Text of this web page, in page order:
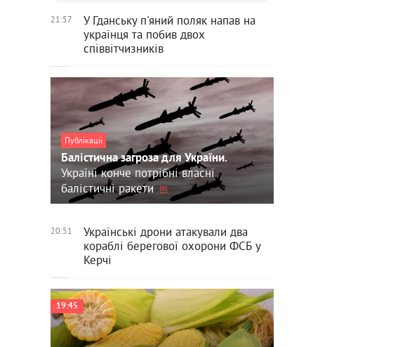
21:57
У Гданську п'яний поляк напав на
українця та побив двох
співвітчизників
Публікації
Балістична загроза для України.
Україні конче потрібні власні
балістичні ракети
20:51
Українські дрони атакували два
кораблі берегової охорони ФСБ у
Керчі
19:45